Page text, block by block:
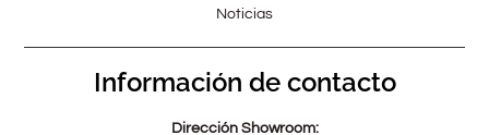
Noticias
Información de contacto
Dirección Showroom: